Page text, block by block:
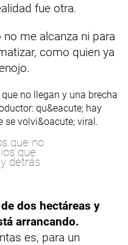
fue otra.
me alcanza ni para
como quien ya
que no
que
detrás
dos hectáreas y
arrancando.
es, para un